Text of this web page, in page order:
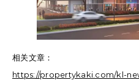
相关文章：
https://propertykaki.com/kl-